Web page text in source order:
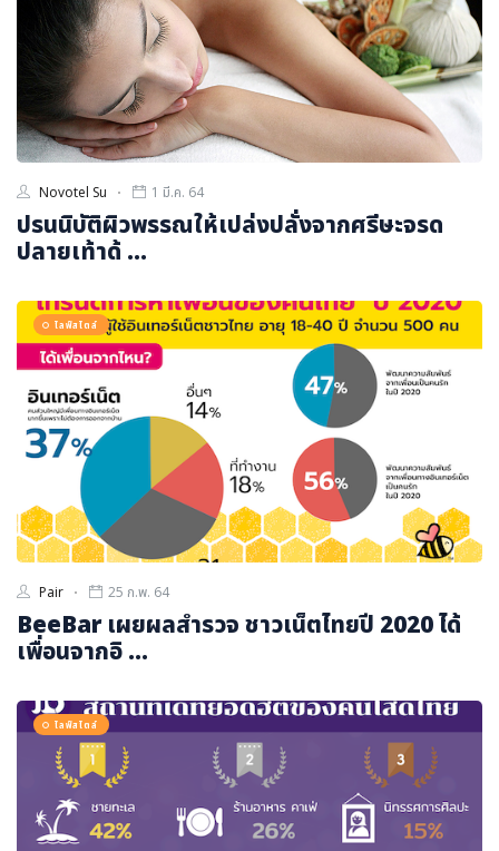
Novotel Su 1 มี.ค. 64
ปรนนิบัติผิวพรรณให้เปล่งปลั่งจากศรีษะจรด
ปลายเท้าด้ ...
ไลฟ์สไตล์
Pair 25 ก.พ. 64
BeeBar เผยผลสำรวจ ชาวเน็ตไทยปี 2020 ได้
เพื่อนจากอิ ...
ไลฟ์สไตล์